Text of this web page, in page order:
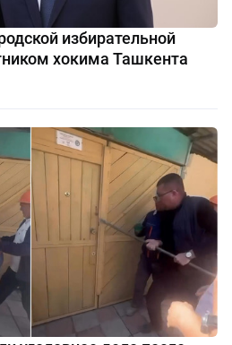
избирательной
хокима Ташкента